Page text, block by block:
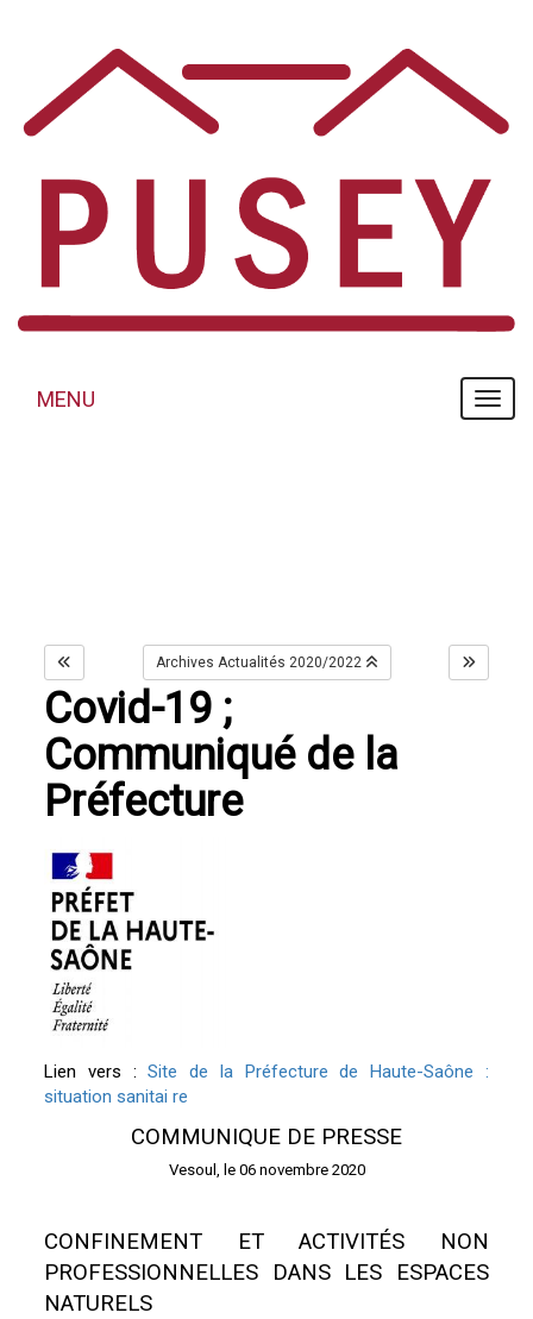
MENU
MENU
Archives Actualités 2020/2022
Covid-19 ;
Communiqué de la
Préfecture
Lien vers :Site de la Préfecture de Haute-Saône :
situation sanitai re
COMMUNIQUE DE PRESSE
Vesoul, le 06 novembre 2020
CONFINEMENT ET ACTIVITÉS NON
PROFESSIONNELLES DANS LES ESPACES
NATURELS